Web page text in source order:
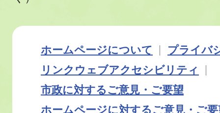
ホームページについて
プライバ
リンク ウェブアクセシビリティ
市政に対するご意見・ご要望
ホームページに対するご意見・ご